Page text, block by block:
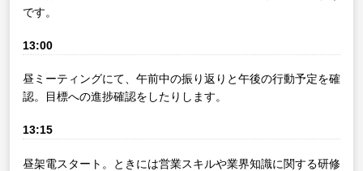
です。
13:00
昼ミーティングにて、午前中の振り返りと午後の行動予定を確
認。目標への進捗確認をしたりします。
13:15
昼架電スタート。ときには営業スキルや業界知識に関する研修